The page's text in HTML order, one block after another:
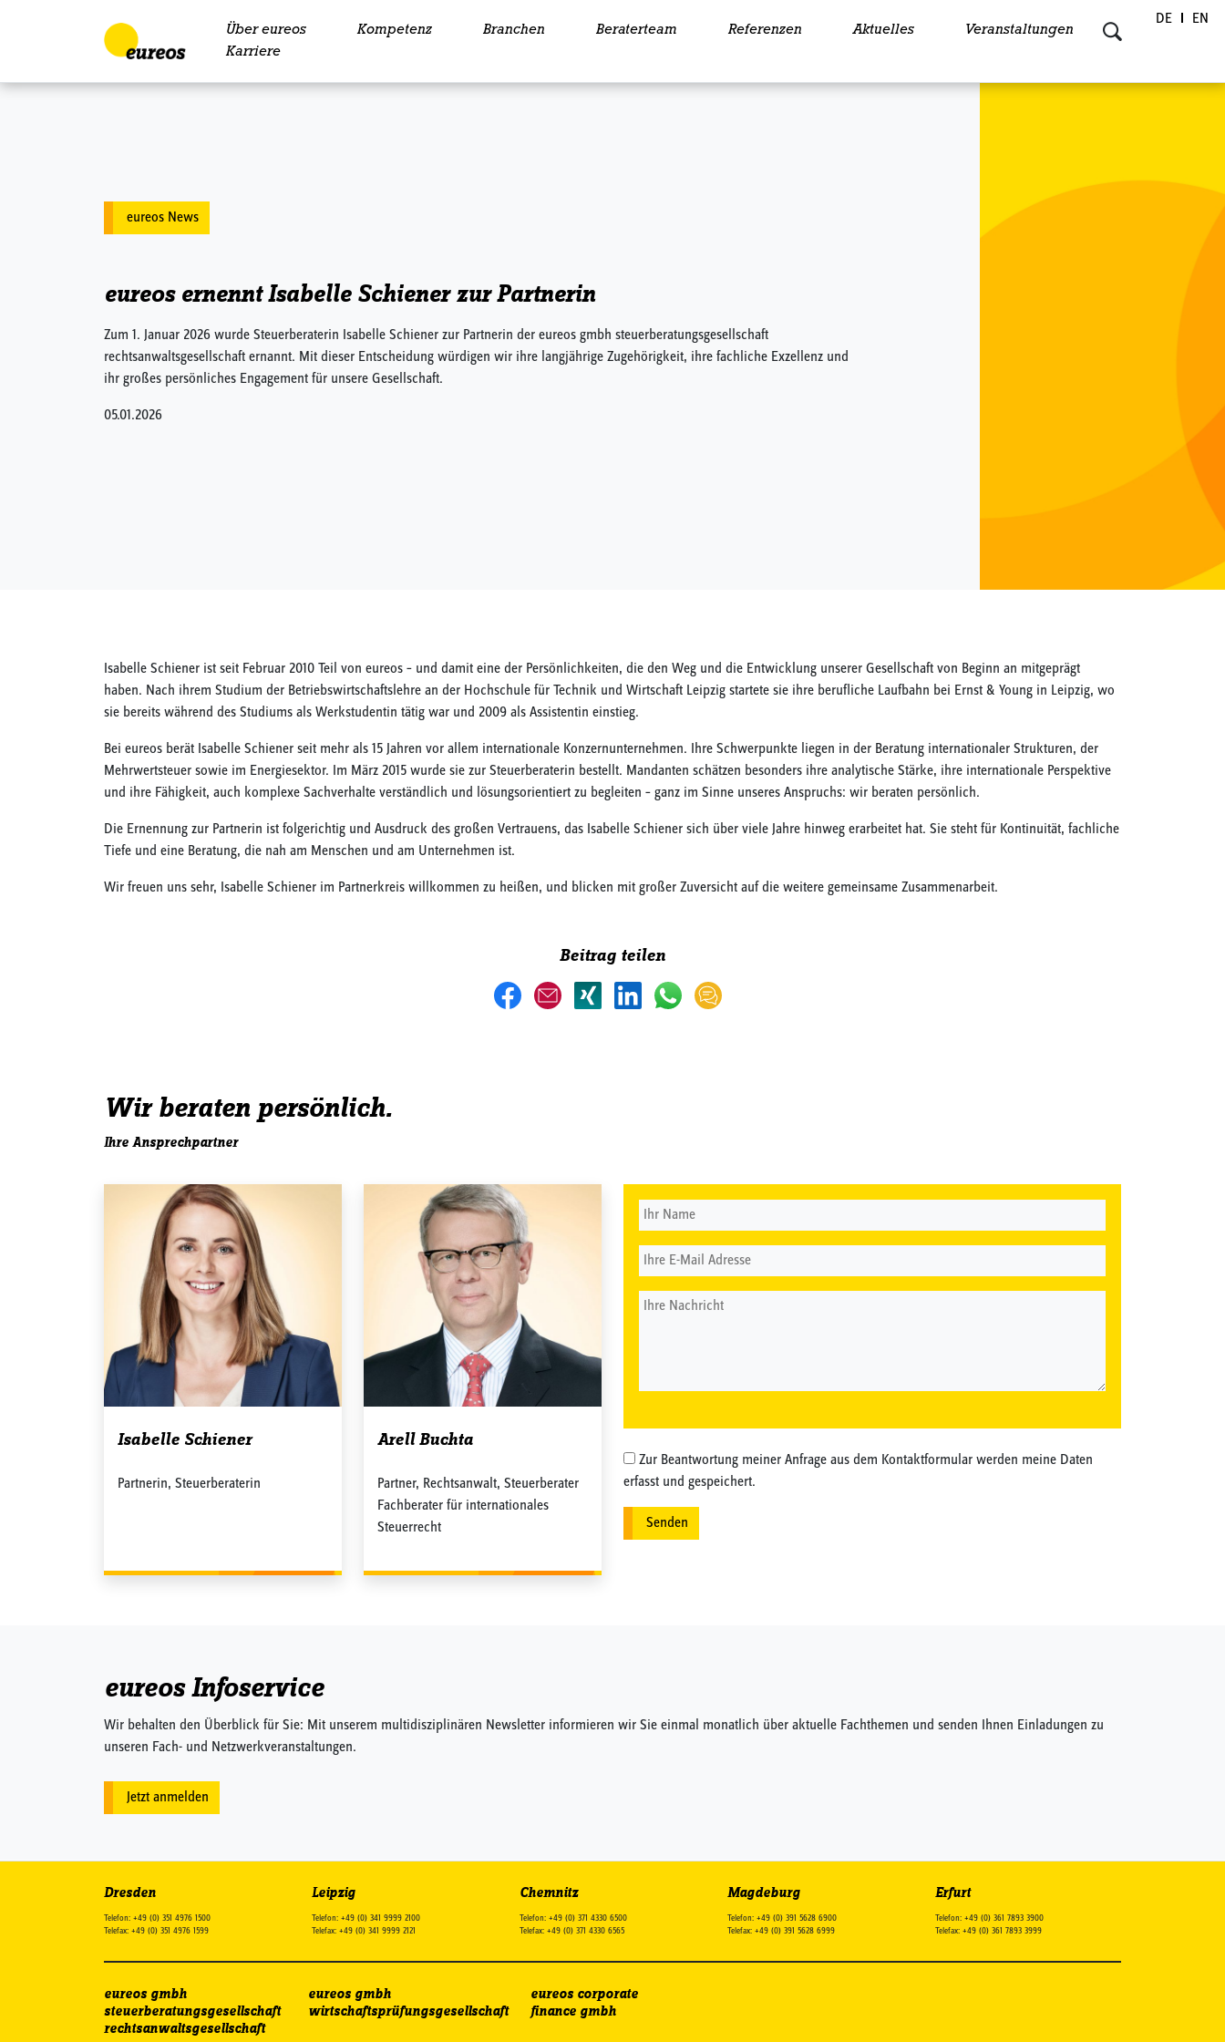
Über eureos Kompetenz Branchen Beraterteam Referenzen Aktuelles
Veranstaltungen
Karriere
DE EN
eureos News
eureos ernennt Isabelle Schiener zur Partnerin
Zum 1. Januar 2026 wurde Steuerberaterin Isabelle Schiener zur Partnerin der eureos gmbh steuerberatungsgesellschaft
rechtsanwaltsgesellschaft ernannt. Mit dieser Entscheidung würdigen wir ihre langjährige Zugehörigkeit, ihre fachliche Exzellenz und
ihr großes persönliches Engagement für unsere Gesellschaft.
05.01.2026
Isabelle Schiener ist seit Februar 2010 Teil von eureos – und damit eine der Persönlichkeiten, die den Weg und die Entwicklung unserer Gesellschaft von Beginn an mitgeprägt
haben. Nach ihrem Studium der Betriebswirtschaftslehre an der Hochschule für Technik und Wirtschaft Leipzig startete sie ihre berufliche Laufbahn bei Ernst & Young in Leipzig, wo
sie bereits während des Studiums als Werkstudentin tätig war und 2009 als Assistentin einstieg.
Bei eureos berät Isabelle Schiener seit mehr als 15 Jahren vor allem internationale Konzernunternehmen. Ihre Schwerpunkte liegen in der Beratung internationaler Strukturen, der
Mehrwertsteuer sowie im Energiesektor. Im März 2015 wurde sie zur Steuerberaterin bestellt. Mandanten schätzen besonders ihre analytische Stärke, ihre internationale Perspektive
und ihre Fähigkeit, auch komplexe Sachverhalte verständlich und lösungsorientiert zu begleiten – ganz im Sinne unseres Anspruchs: wir beraten persönlich.
Die Ernennung zur Partnerin ist folgerichtig und Ausdruck des großen Vertrauens, das Isabelle Schiener sich über viele Jahre hinweg erarbeitet hat. Sie steht für Kontinuität, fachliche
Tiefe und eine Beratung, die nah am Menschen und am Unternehmen ist.
Wir freuen uns sehr, Isabelle Schiener im Partnerkreis willkommen zu heißen, und blicken mit großer Zuversicht auf die weitere gemeinsame Zusammenarbeit.
Beitrag teilen
Wir beraten persönlich.
Ihre Ansprechpartner
Isabelle Schiener
Partnerin, Steuerberaterin
Arell Buchta
Partner, Rechtsanwalt, Steuerberater
Fachberater für internationales
Steuerrecht
Zur Beantwortung meiner Anfrage aus dem Kontaktformular werden meine Daten
erfasst und gespeichert.
eureos Infoservice
Wir behalten den Überblick für Sie: Mit unserem multidisziplinären Newsletter informieren wir Sie einmal monatlich über aktuelle Fachthemen und senden Ihnen Einladungen zu
unseren Fach- und Netzwerkveranstaltungen.
Jetzt anmelden
Dresden
Telefon: +49 (0) 351 4976 1500
Telefax: +49 (0) 351 4976 1599
Leipzig
Telefon: +49 (0) 341 9999 2100
Telefax: +49 (0) 341 9999 2121
Chemnitz
Telefon: +49 (0) 371 4330 6500
Telefax: +49 (0) 371 4330 6565
Magdeburg
Telefon: +49 (0) 391 5628 6900
Telefax: +49 (0) 391 5628 6999
Erfurt
Telefon: +49 (0) 361 7893 3900
Telefax: +49 (0) 361 7893 3999
eureos gmbh
steuerberatungsgesellschaft
rechtsanwaltsgesellschaft
eureos gmbh
wirtschaftsprüfungsgesellschaft
eureos corporate
finance gmbh